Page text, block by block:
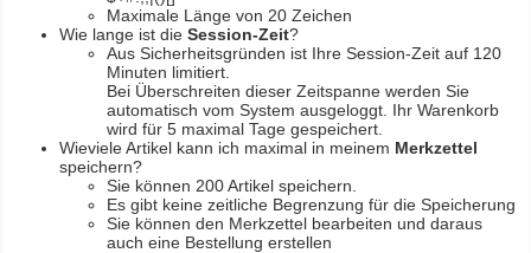
Ente, Reis und Karotten 400g BioPur Bio Hundefutter
Maximale Länge von 20 Zeichen
Wie lange ist die Session-Zeit?
Aus Sicherheitsgründen ist Ihre Session-Zeit auf 120
Minuten limitiert.
Bei Überschreiten dieser Zeitspanne werden Sie
automatisch vom System ausgeloggt. Ihr Warenkorb
wird für 5 maximal Tage gespeichert.
Wieviele Artikel kann ich maximal in meinem Merkzettel
speichern?
Sie können 200 Artikel speichern.
Es gibt keine zeitliche Begrenzung für die Speicherung
Sie können den Merkzettel bearbeiten und daraus
auch eine Bestellung erstellen